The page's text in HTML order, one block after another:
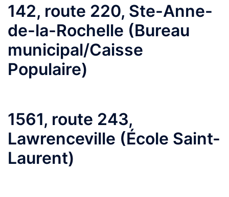
142, route 220, Ste-Anne-
de-la-Rochelle (Bureau
municipal/Caisse
Populaire)
1561, route 243,
Lawrenceville (École Saint-
Laurent)